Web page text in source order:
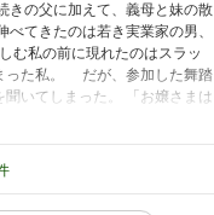
の父に加えて、義母と妹の散
てきたのは若き実業家の男、
む私の前に現れたのはスラッ
った私。 だが、参加した舞踏
いてしまった。 「お嬢さまは
やるさ」 平民出身の彼が欲し
。 ……上手い話は、そう転がっ
るわ！! 我が家の借金を払っ
に引っ込みましょう！！ 愛